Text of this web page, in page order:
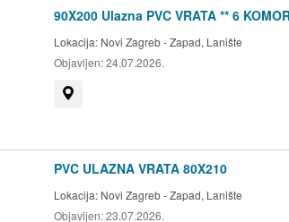
90X200 Ulazna PVC VRATA ** 6
Lokacija: Novi Zagreb - Zapad, Lanište
Objavljen:24.07.2026.
PVC ULAZNA VRATA 80X210
Lokacija: Novi Zagreb - Zapad, Lanište
Objavljen:23.07.2026.